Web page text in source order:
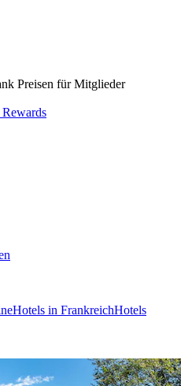
Preisen für Mitglieder
Hotels in FrankreichHotels